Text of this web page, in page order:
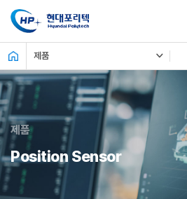
제품
제품
Position Sensor